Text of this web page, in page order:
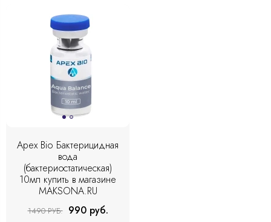
Apex Bio Бактерицидная
вода
(бактериостатическая)
10мл купить в магазине
MAKSONA.RU
1490 РУБ. 990 руб.